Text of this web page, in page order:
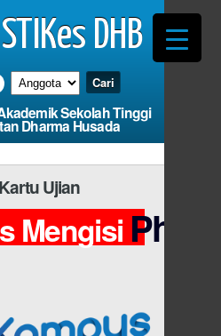
DHB
Sekolah Tinggi
Dharma Husada
Ujian
Mengisi Photo